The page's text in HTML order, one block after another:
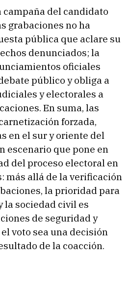
campaña del candidato
grabaciones no ha
pública que aclare su
denunciados; la
oficiales
público y obliga a
y electorales a
En suma, las
forzada,
en el sur y oriente del
escenario que pone en
del proceso electoral en
más allá de la verificación
la prioridad para
la sociedad civil es
de seguridad y
voto sea una decisión
de la coacción.